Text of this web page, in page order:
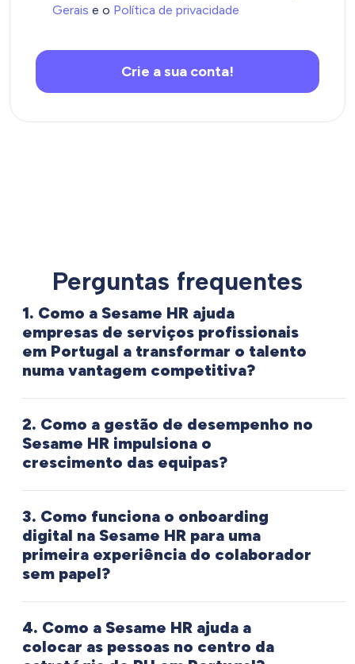
Gerais e o Política de privacidade
Crie a sua conta!
Perguntas frequentes
1. Como a Sesame HR ajuda
empresas de serviços profissionais
em Portugal a transformar o talento
numa vantagem competitiva?
Nas empresas de serviços profissionais,
consultoria, auditoria, engenharia, arquitetura,
jurídico, o talento é o principal ativo. A gestão
desse talento, o seu desenvolvimento, a sua
avaliação e a sua retenção, é uma vantagem
competitiva crítica.
A Sesame HR permite desenhar processos de
avaliação de desempenho adaptados à
cultura de cada empresa: avaliações 360°,
avaliações por competências, objetivos OKR
ou avaliações por projeto. Os resultados são
2. Como a gestão de desempenho no
Sesame HR impulsiona o
crescimento das equipas?
A gestão do desempenho é um dos
processos de RH mais estratégicos nas
organizações enterprise.A Sesame HR
oferece um módulo de avaliação de
desempenho flexível e configurável, que
permite desenhar processos adaptados à
cultura e aos objetivos de cada
organização.
3. Como funciona o onboarding
digital na Sesame HR para uma
primeira experiência do colaborador
sem papel?
O processo de integração de um novo
colaborador é um dos momentos mais
críticos na sua relação com a empresa. Um
4. Como a Sesame HR ajuda a
colocar as pessoas no centro da